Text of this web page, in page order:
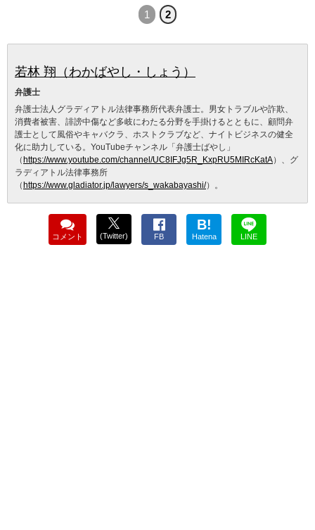
1 2
若林 翔（わかばやし・しょう）
弁護士
弁護士法人グラディアトル法律事務所代表弁護士。男女トラブルや詐欺、
消費者被害、誹謗中傷など多岐にわたる分野を手掛けるとともに、顧問弁
護士として風俗やキャバクラ、ホストクラブなど、ナイトビジネスの健全
化に助力している。YouTubeチャンネル「弁護士ばやし」
（ https://www.youtube.com/channel/UC8IFJg5R_KxpRU5MIRcKatA）、グ
ラディアトル法律事務所
（ https://www.gladiator.jp/lawyers/s_wakabayashi/）。
コメント (Twitter) FB
B!
Hatena LINE